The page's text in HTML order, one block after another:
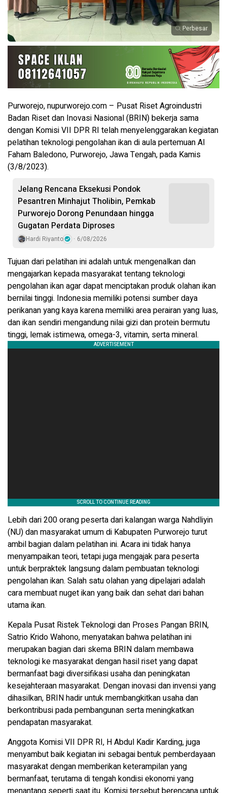
Perbesar
Purworejo, nupurworejo.com – Pusat Riset Agroindustri
Badan Riset dan Inovasi Nasional (BRIN) bekerja sama
dengan Komisi VII DPR RI telah menyelenggarakan kegiatan
pelatihan teknologi pengolahan ikan di aula pertemuan Al
Faham Baledono, Purworejo, Jawa Tengah, pada Kamis
(3/8/2023).
Jelang Rencana Eksekusi Pondok
Pesantren Minhajut Tholibin, Pemkab
Purworejo Dorong Penundaan hingga
Gugatan Perdata Diproses
Hardi Riyanto 6/08/2026
Tujuan dari pelatihan ini adalah untuk mengenalkan dan
mengajarkan kepada masyarakat tentang teknologi
pengolahan ikan agar dapat menciptakan produk olahan ikan
bernilai tinggi. Indonesia memiliki potensi sumber daya
perikanan yang kaya karena memiliki area perairan yang luas,
dan ikan sendiri mengandung nilai gizi dan protein bermutu
tinggi, lemak istimewa, omega-3, vitamin, serta mineral.
Lebih dari 200 orang peserta dari kalangan warga Nahdliyin
(NU) dan masyarakat umum di Kabupaten Purworejo turut
ambil bagian dalam pelatihan ini. Acara ini tidak hanya
menyampaikan teori, tetapi juga mengajak para peserta
untuk berpraktek langsung dalam pembuatan teknologi
pengolahan ikan. Salah satu olahan yang dipelajari adalah
cara membuat nuget ikan yang baik dan sehat dari bahan
utama ikan.
Kepala Pusat Ristek Teknologi dan Proses Pangan BRIN,
Satrio Krido Wahono, menyatakan bahwa pelatihan ini
merupakan bagian dari skema BRIN dalam membawa
teknologi ke masyarakat dengan hasil riset yang dapat
bermanfaat bagi diversifikasi usaha dan peningkatan
kesejahteraan masyarakat. Dengan inovasi dan invensi yang
dihasilkan, BRIN hadir untuk membangkitkan usaha dan
berkontribusi pada pembangunan serta meningkatkan
pendapatan masyarakat.
Anggota Komisi VII DPR RI, H Abdul Kadir Karding, juga
menyambut baik kegiatan ini sebagai bentuk pemberdayaan
masyarakat dengan memberikan keterampilan yang
bermanfaat, terutama di tengah kondisi ekonomi yang